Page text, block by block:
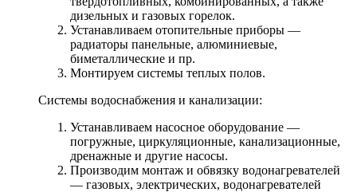
дизельных и газовых горелок.
Устанавливаем отопительные приборы —
радиаторы панельные, алюминиевые,
биметаллические и пр.
Монтируем системы теплых полов.
Системы водоснабжения и канализации:
Устанавливаем насосное оборудование —
погружные, циркуляционные, канализационные,
дренажные и другие насосы.
Производим монтаж и обвязку водонагревателей
— газовых, электрических, водонагревателей